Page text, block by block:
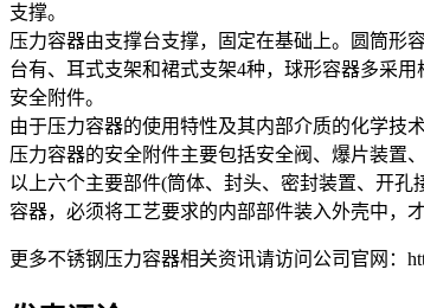
支撑。
压力容器由支撑台支撑，固定在基础上。圆筒形
台有、耳式支架和裙式支架4种，球形容器多采用
安全附件。
由于压力容器的使用特性及其内部介质的化学技
压力容器的安全附件主要包括安全阀、爆片装置
以上六个主要部件(筒体、封头、密封装置、开
容器，必须将工艺要求的内部部件装入外壳中，
更多不锈钢压力容器相关资讯请访问公司官网：